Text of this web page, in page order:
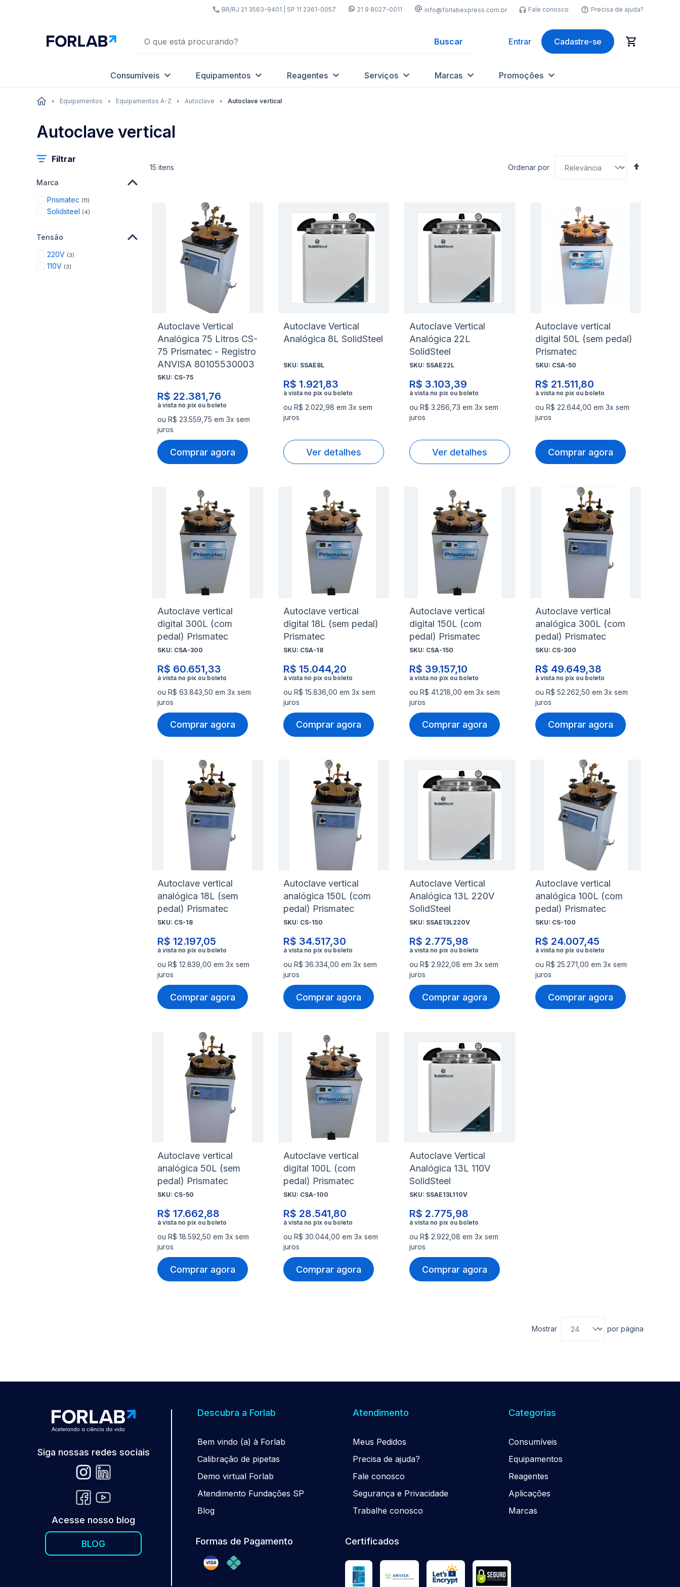
BR/RJ 21 3563-9401 | SP 11 2361-0057 21 9 8027-0011 info@forlabexpress.com.br Fale conosco Precisa de ajuda?
Buscar Entrar Cadastre-se
Consumíveis Equipamentos Reagentes Serviços Marcas Promoções
Equipamentos Equipamentos A-Z Autoclave Autoclave vertical
Autoclave vertical
15 itens Ordenar por
Autoclave Vertical
Analógica 75 Litros CS-
75 Prismatec - Registro
ANVISA 80105530003
SKU: CS-75
R$ 22.381,76
ou R$ 23.559,75 em 3x sem
juros
Comprar agora
Adicionar
Adicionar
Autoclave Vertical
Analógica 8L SolidSteel
SKU: SSAE8L
R$ 1.921,83
ou R$ 2.022,98 em 3x sem
juros
Ver detalhes
Adicionar
Adicionar
Autoclave Vertical
Analógica 22L
SolidSteel
SKU: SSAE22L
R$ 3.103,39
ou R$ 3.266,73 em 3x sem
juros
Ver detalhes
Adicionar
lista
desejos
Adicionar
para
Comparar
Autoclave vertical
digital 50L (sem pedal)
Prismatec
SKU: CSA-50
R$ 21.511,80
ou R$ 22.644,00 em 3x sem
juros
Comprar agora
Autoclave vertical
digital 300L (com
pedal) Prismatec
SKU: CSA-300
R$ 60.651,33
ou R$ 63.843,50 em 3x sem
juros
Comprar agora
Adicionar
lista
desejos
Adicionar
para
Comparar
Autoclave vertical
digital 18L (sem pedal)
Prismatec
SKU: CSA-18
R$ 15.044,20
ou R$ 15.836,00 em 3x sem
juros
Comprar agora
Adicionar
lista
desejos
Adicionar
para
Comparar
Autoclave vertical
digital 150L (com
pedal) Prismatec
SKU: CSA-150
R$ 39.157,10
ou R$ 41.218,00 em 3x sem
juros
Comprar agora
Adicionar
desejos
Adicionar
Comparar
Autoclave vertical
analógica 300L (com
pedal) Prismatec
SKU: CS-300
R$ 49.649,38
ou R$ 52.262,50 em 3x sem
juros
Comprar agora
Autoclave vertical
analógica 18L (sem
pedal) Prismatec
SKU: CS-18
R$ 12.197,05
ou R$ 12.839,00 em 3x sem
juros
Comprar agora
Adicionar
desejos
Adicionar
Comparar
Autoclave vertical
analógica 150L (com
pedal) Prismatec
SKU: CS-150
R$ 34.517,30
ou R$ 36.334,00 em 3x sem
juros
Comprar agora
Adicionar
Adicionar
Autoclave Vertical
Analógica 13L 220V
SolidSteel
SKU: SSAE13L220V
R$ 2.775,98
ou R$ 2.922,08 em 3x sem
juros
Comprar agora
Adicionar
lista
desejos
Adicionar
para
Comparar
Autoclave vertical
analógica 100L (com
pedal) Prismatec
SKU: CS-100
R$ 24.007,45
ou R$ 25.271,00 em 3x sem
juros
Comprar agora
Autoclave vertical
analógica 50L (sem
pedal) Prismatec
SKU: CS-50
R$ 17.662,88
ou R$ 18.592,50 em 3x sem
juros
Comprar agora
Adicionar
lista
desejos
Adicionar
para
Comparar
Autoclave vertical
digital 100L (com
pedal) Prismatec
SKU: CSA-100
R$ 28.541,80
ou R$ 30.044,00 em 3x sem
juros
Comprar agora
Adicionar
Adicionar
Autoclave Vertical
Analógica 13L 110V
SolidSteel
SKU: SSAE13L110V
R$ 2.775,98
ou R$ 2.922,08 em 3x sem
juros
Comprar agora
Mostrar por página
Filtrar
Marca
Prismatec 11items
Solidsteel 4items
Tensão
220V 3items
110V 3items
Siga nossas redes sociais
Acesse nosso blog
BLOG
Descubra a Forlab
Bem vindo (a) à Forlab
Calibração de pipetas
Demo virtual Forlab
Atendimento Fundações SP
Blog
Atendimento
Meus Pedidos
Precisa de ajuda?
Fale conosco
Segurança e Privacidade
Trabalhe conosco
Categorias
Consumíveis
Equipamentos
Reagentes
Aplicações
Marcas
Formas de Pagamento Certificados